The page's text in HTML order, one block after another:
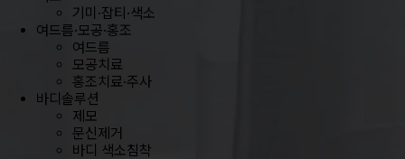
기미·잡티·색소
여드름·모공·홍조
여드름
모공치료
홍조치료·주사
바디솔루션
제모
문신제거
바디 색소침착